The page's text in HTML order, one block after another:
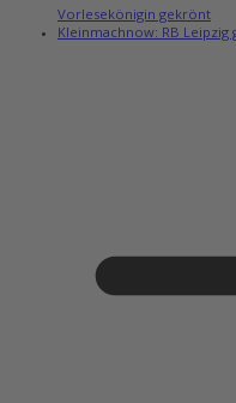
Vorlesekönigin gekrönt
Kleinmachnow: RB Leipzig